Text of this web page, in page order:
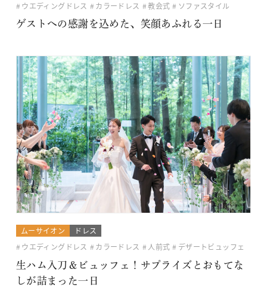
ウエディングドレス
カラードレス 教会式
ソファスタイル
ゲストへの感謝を込めた、笑顔あふれる一日
ムーサイオン
ドレス
ウエディングドレス
カラードレス 人前式
デザートビュッフェ
生ハム入刀＆ビュッフェ！サプライズとおもてな
しが詰まった一日